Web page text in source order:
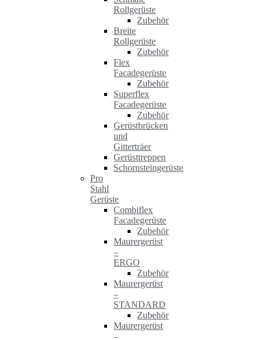
Rollgerüste
Zubehör
Breite
Rollgerüste
Zubehör
Flex
Facadegerüste
Zubehör
Superflex
Facadegerüste
Zubehör
Gerüstbrücken
und
Gitterträer
Gerüsttreppen
Schornsteingerüste
Pro
Stahl
Gerüste
Combiflex
Facadegerüste
Zubehör
Maurergerüst
–
ERGO
Zubehör
Maurergerüst
–
STANDARD
Zubehör
Maurergerüst
–